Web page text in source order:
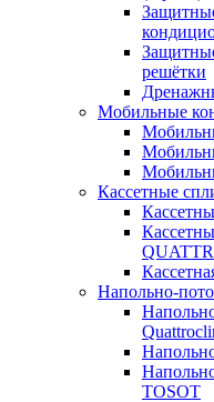
решётки
Мобильные
Кассетные
Напольно-
TOSOT